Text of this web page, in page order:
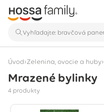
Úvod›Zelenina, ovocie a huby›
Mrazené bylinky
4 produkty